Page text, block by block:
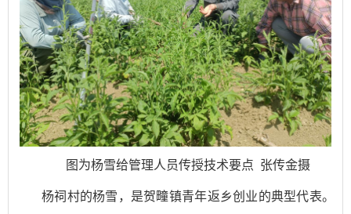
图为杨雪给管理人员传授技术要点 张传金摄
杨祠村的杨雪，是贺疃镇青年返乡创业的典型代表。